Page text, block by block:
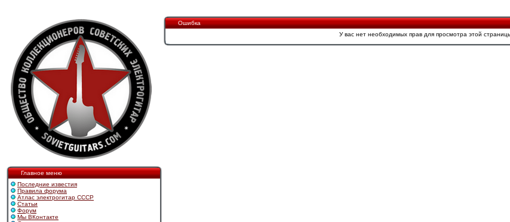
Главное меню
Последние известия
Правила форума
Атлас электрогитар СССР
Статьи
Форум
Мы ВКонтакте
Ошибка
У вас нет необходимых прав для просмотра этой